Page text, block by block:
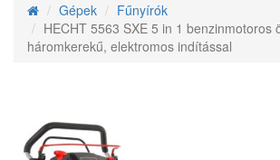
Gépek
Fűnyírók
HECHT 5563 SXE 5 in 1 benzinmotoros
háromkerekű, elektromos indítással